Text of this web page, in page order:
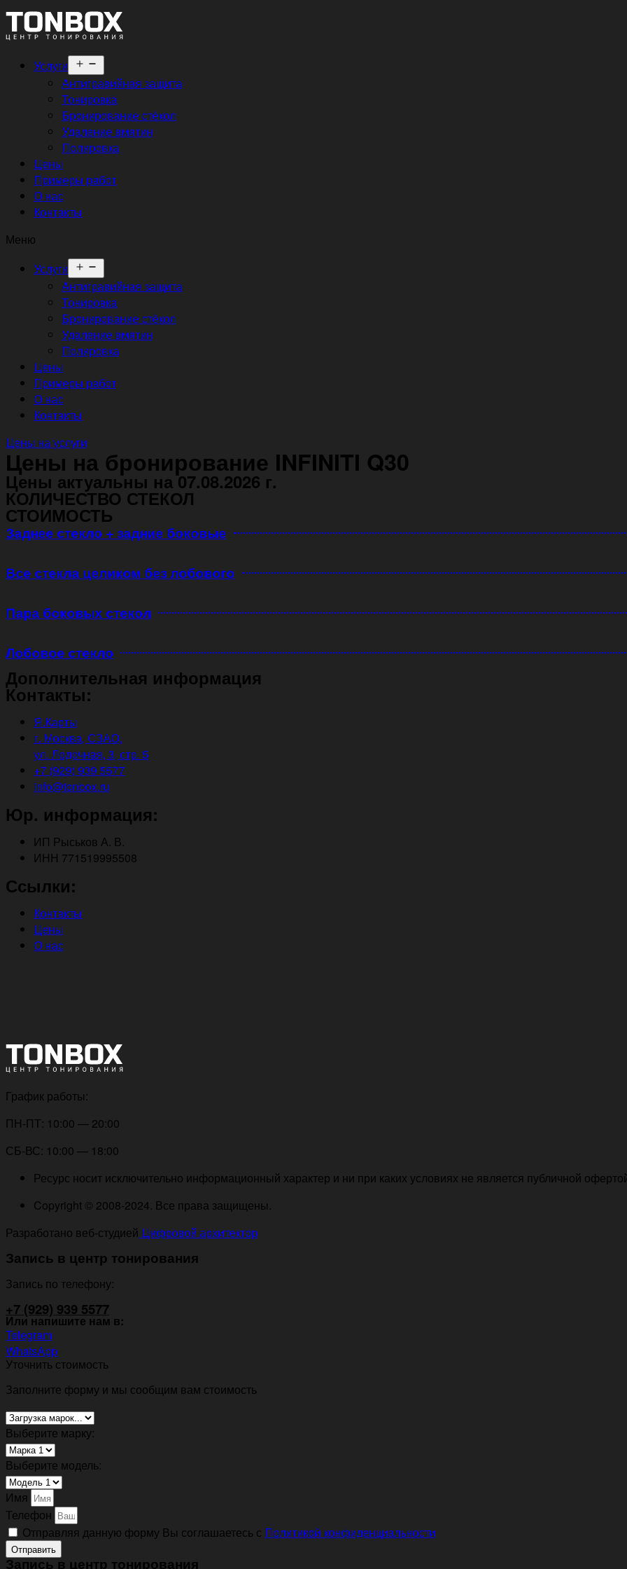
Услуги
меню
Антигравийная защита
Тонировка
Бронирование стёкол
Удаление вмятин
Полировка
Цены
Примеры работ
О нас
Контакты
Меню
Услуги
меню
Антигравийная защита
Тонировка
Бронирование стёкол
Удаление вмятин
Полировка
Цены
Примеры работ
О нас
Контакты
Цены на услуги
Цены на бронирование INFINITI Q30
Цены актуальны на 07.08.2026 г.
КОЛИЧЕСТВО СТЕКОЛ
СТОИМОСТЬ
Заднее стекло + задние боковые
Все стекла целиком без лобового
Пара боковых стекол
Лобовое стекло
Дополнительная информация
Контакты:
Я.Карты
г. Москва, СЗАО,
ул. Лодочная, 3, стр. 5
+7 (929) 939 5577
info@tonbox.ru
Юр. информация:
ИП Рыськов А. В.
ИНН 771519995508
Ссылки:
Контакты
Цены
О нас
График работы:
ПН-ПТ: 10:00 — 20:00
СБ-ВС: 10:00 — 18:00
Ресурс носит исключительно информационный характер и ни при каких условиях не является публичной
Copyright © 2008-2024. Все права защищены.
Разработано веб-студией Цифровой архитектор
Запись в центр тонирования
Запись по телефону:
+7 (929) 939 5577
Или напишите нам в:
Telegram
WhatsApp
Уточнить стоимость
Заполните форму и мы сообщим вам стоимость
Выберите марку:
Выберите модель:
Имя
Телефон
Отправляя данную форму Вы соглашаетесь с Политикой конфиденциальности
Отправить
Запись в центр тонирования